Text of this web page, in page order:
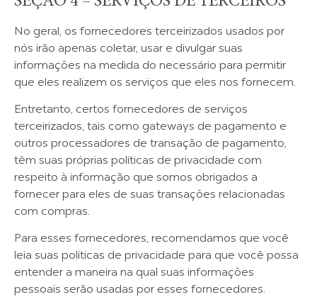
No geral, os fornecedores terceirizados usados por
nós irão apenas coletar, usar e divulgar suas
informações na medida do necessário para permitir
que eles realizem os serviços que eles nos fornecem.
Entretanto, certos fornecedores de serviços
terceirizados, tais como gateways de pagamento e
outros processadores de transação de pagamento,
têm suas próprias políticas de privacidade com
respeito à informação que somos obrigados a
fornecer para eles de suas transações relacionadas
com compras.
Para esses fornecedores, recomendamos que você
leia suas políticas de privacidade para que você possa
entender a maneira na qual suas informações
pessoais serão usadas por esses fornecedores.